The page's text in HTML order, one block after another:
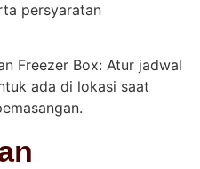
persyaratan
Freezer Box: Atur jadwal
ada di lokasi saat